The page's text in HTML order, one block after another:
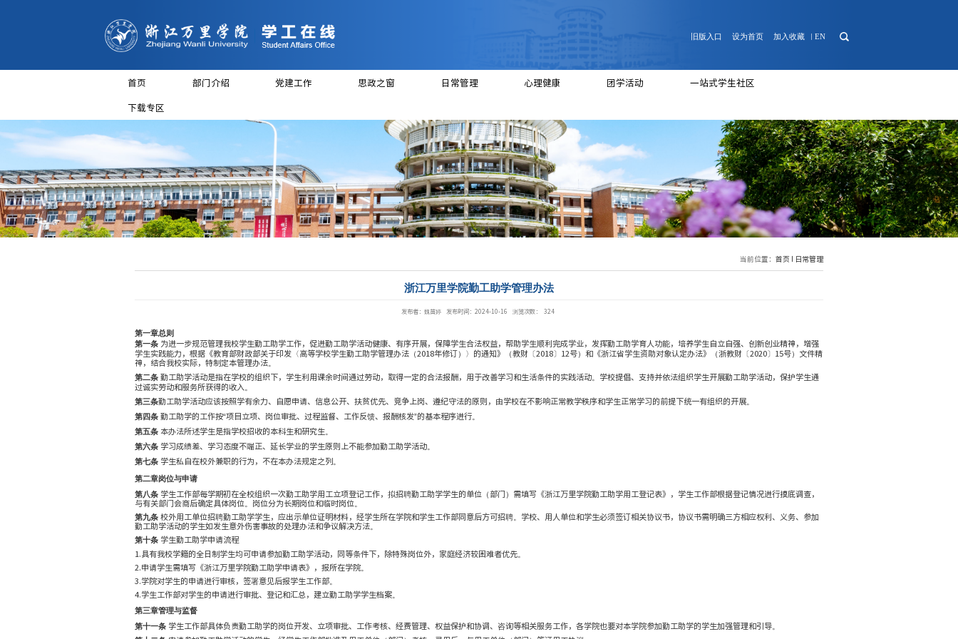
首页 部门介绍 党建工作 思政之窗 日常管理 心理健康 团学活动
下载专区
浙江万里学院勤工助学管理办法
第一章
第一条 为进一步规范管理我校学生勤工助学工作，促进勤工助学活动健康、有序开展，保障学生合法权益，帮助学生顺利完成学业，发挥勤工助学育人功
学生实践能力，根据《教育部财政部关于印发〈高等学校学生勤工助学管理办法（2018年修订）〉的通知》（教财〔2018〕12号）和《浙江省学生资助对
神，结合我校实际，特制定本管理办法。
第二条 勤工助学活动是指在学校的组织下，学生利用课余时间通过劳动，取得一定的合法报酬，用于改善学习和生活条件的实践活动。学校提倡、支持并
过诚实劳动和服务所获得的收入。
第三条勤工助学活动应该按照学有余力、自愿申请、信息公开、扶贫优先、竞争上岗、遵纪守法的原则，由学校在不影响正常教学秩序和学生正常学习的
第四条 勤工助学的工作按“项目立项、岗位审批、过程监督、工作反馈、报酬核发”的基本程序进行。
第五条